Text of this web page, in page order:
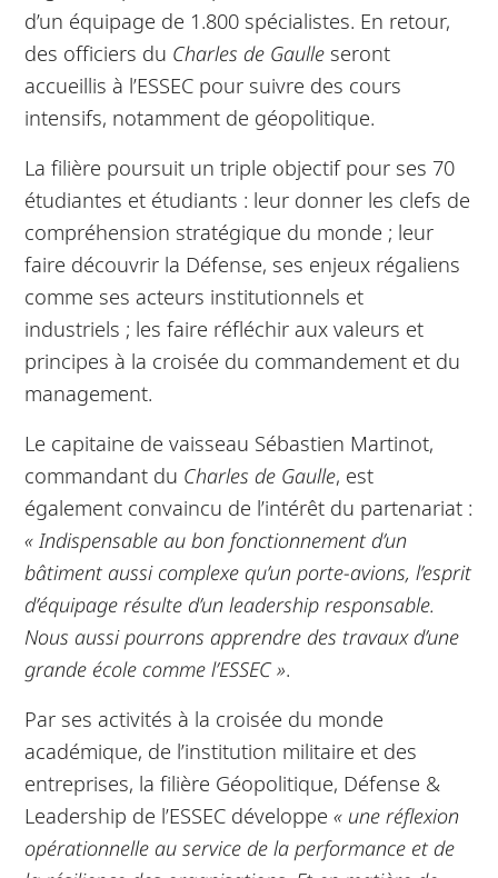
d’un équipage de 1.800 spécialistes. En retour,
des officiers du Charles de Gaulle seront
accueillis à l’ESSEC pour suivre des cours
intensifs, notamment de géopolitique.
La filière poursuit un triple objectif pour ses 70
étudiantes et étudiants : leur donner les clefs de
compréhension stratégique du monde ; leur
faire découvrir la Défense, ses enjeux régaliens
comme ses acteurs institutionnels et
industriels ; les faire réfléchir aux valeurs et
principes à la croisée du commandement et du
management.
Le capitaine de vaisseau Sébastien Martinot,
commandant du Charles de Gaulle, est
également convaincu de l’intérêt du partenariat :
« Indispensable au bon fonctionnement d’un
bâtiment aussi complexe qu’un porte-avions, l’esprit
d’équipage résulte d’un leadership responsable.
Nous aussi pourrons apprendre des travaux d’une
grande école comme l’ESSEC ».
Par ses activités à la croisée du monde
académique, de l’institution militaire et des
entreprises, la filière Géopolitique, Défense &
Leadership de l’ESSEC développe« une réflexion
opérationnelle au service de la performance et de